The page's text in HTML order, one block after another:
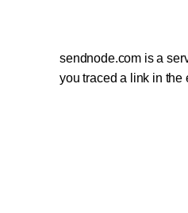
sendnode.com is a
you traced a link in the